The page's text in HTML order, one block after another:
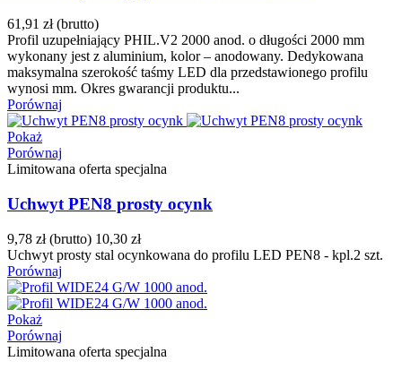
61,91 zł (brutto)
Profil uzupełniający PHIL.V2 2000 anod. o długości 2000 mm
wykonany jest z aluminium, kolor – anodowany. Dedykowana
maksymalna szerokość taśmy LED dla przedstawionego profilu
wynosi mm. Okres gwarancji produktu...
Porównaj
Pokaż
Porównaj
Limitowana oferta specjalna
Uchwyt PEN8 prosty ocynk
9,78 zł (brutto) 10,30 zł
Uchwyt prosty stal ocynkowana do profilu LED PEN8 - kpl.2 szt.
Porównaj
Pokaż
Porównaj
Limitowana oferta specjalna